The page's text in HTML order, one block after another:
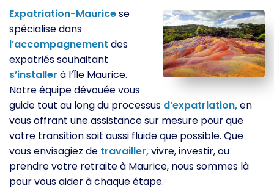
Expatriation-Mauricese
spécialise dans
l’accompagnement des
expatriés souhaitant
s’installer à l’Île Maurice.
Notre équipe dévouée vous
guide tout au long du processus d’expatriation,en
vous offrant une assistance sur mesure pour que
votre transition soit aussi fluide que possible. Que
vous envisagiez de travailler,vivre, investir, ou
prendre votre retraite à Maurice, nous sommes là
pour vous aider à chaque étape.